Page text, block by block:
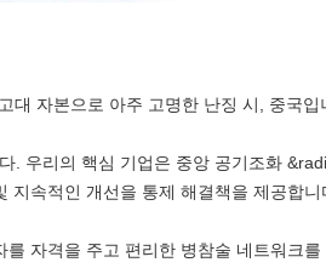
대 자본으로 아주 고명한 난징 시, 중국입
. 우리의 핵심 기업은 중앙 공기조화
속적인 개선을 통제 해결책을 제공합니
자격을 주고 편리한 병참술 네트워크